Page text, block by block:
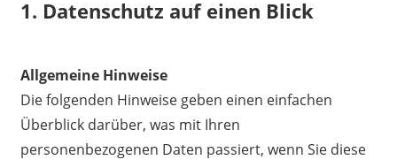
1. Datenschutz auf einen Blick
Allgemeine Hinweise
Die folgenden Hinweise geben einen einfachen
Überblick darüber, was mit Ihren
personenbezogenen Daten passiert, wenn Sie diese